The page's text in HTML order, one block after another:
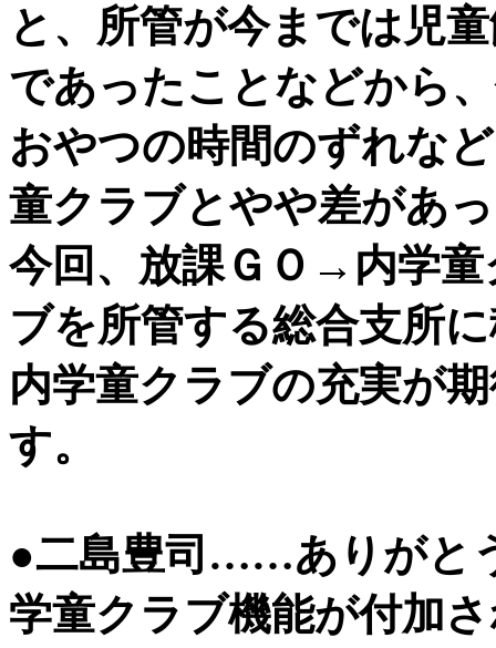
と、所管が今までは児
であったことなどから
おやつの時間のずれな
童クラブとやや差があ
今回、放課ＧＯ→内学
ブを所管する総合支所
内学童クラブの充実が
す。
●二島豊司……ありがと
学童クラブ機能が付加